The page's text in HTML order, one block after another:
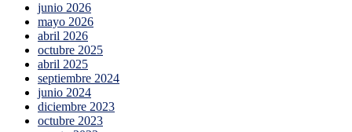
junio 2026
mayo 2026
abril 2026
octubre 2025
abril 2025
septiembre 2024
junio 2024
diciembre 2023
octubre 2023